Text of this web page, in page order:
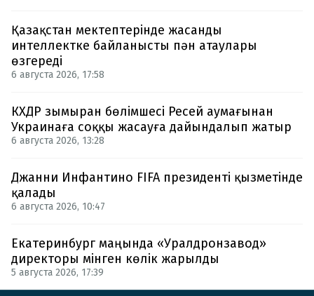
Қазақстан мектептерінде жасанды
интеллектке байланысты пән атаулары
өзгереді
6 августа 2026, 17:58
КХДР зымыран бөлімшесі Ресей аумағынан
Украинаға соққы жасауға дайындалып жатыр
6 августа 2026, 13:28
Джанни Инфантино FIFA президенті қызметінде
қалады
6 августа 2026, 10:47
Екатеринбург маңында «Уралдронзавод»
директоры мінген көлік жарылды
5 августа 2026, 17:39